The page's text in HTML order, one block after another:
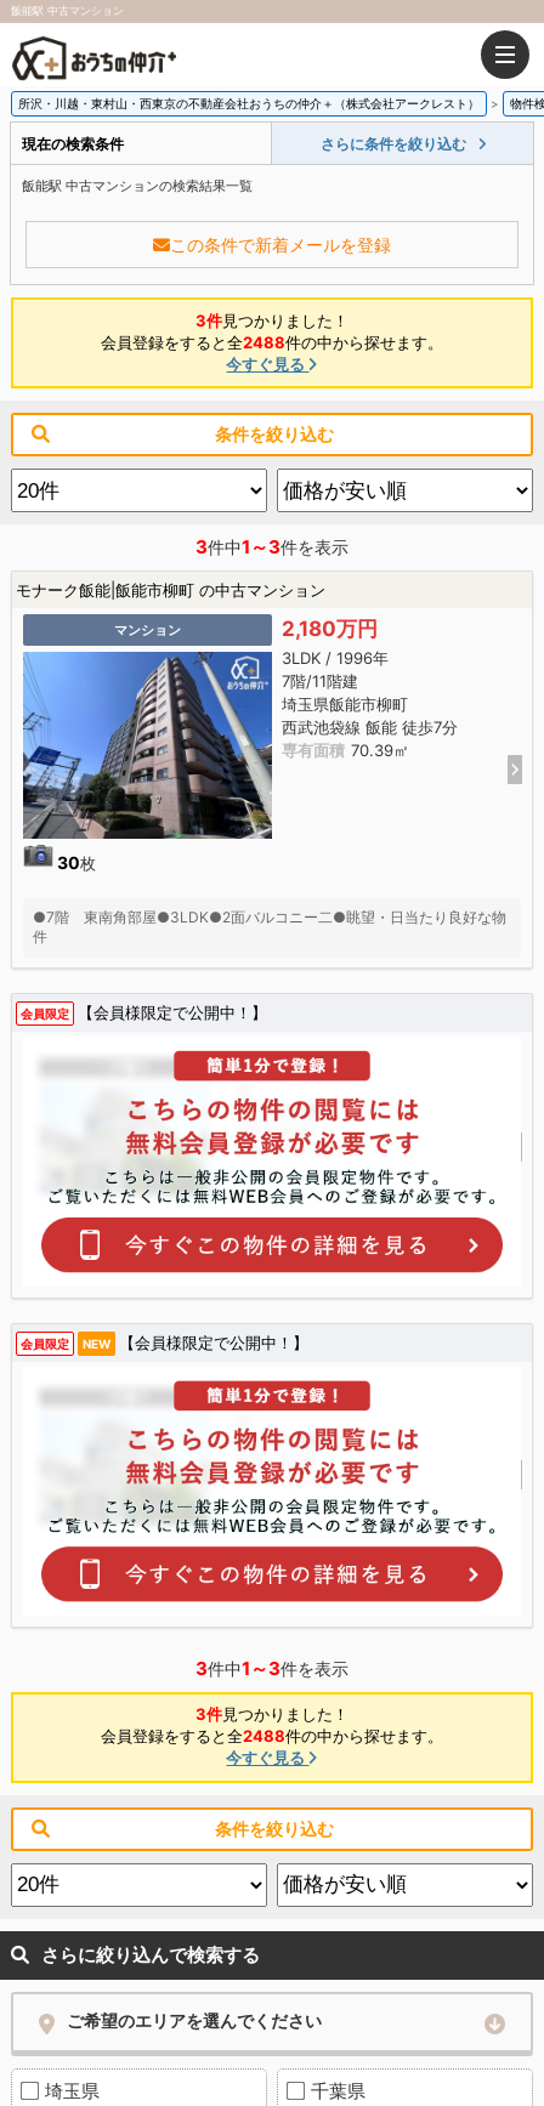
飯能駅 中古マンション
所沢・川越・東村山・西東京の不動産会社おうちの仲介＋（株式会社アークレスト） 物件
現在の検索条件 さらに条件を絞り込む
飯能駅 中古マンションの検索結果一覧
この条件で新着メールを登録
3件見つかりました！
会員登録をすると全2488件の中から探せます。
今すぐ見る
条件を絞り込む
3件中1～3件を表示
モナーク飯能|飯能市柳町 の中古マンション
マンション
30枚
2,180万円
3LDK / 1996年
7階/11階建
埼玉県飯能市柳町
西武池袋線 飯能 徒歩7分
専有面積 70.39㎡
●7階 東南角部屋●3LDK●2面バルコニー二●眺望・日当たり良好な物
件
会員限定 【会員様限定で公開中！】
会員限定 NEW 【会員様限定で公開中！】
3件中1～3件を表示
3件見つかりました！
会員登録をすると全2488件の中から探せます。
今すぐ見る
条件を絞り込む
さらに絞り込んで検索する
ご希望のエリアを選んでください
埼玉県 千葉県